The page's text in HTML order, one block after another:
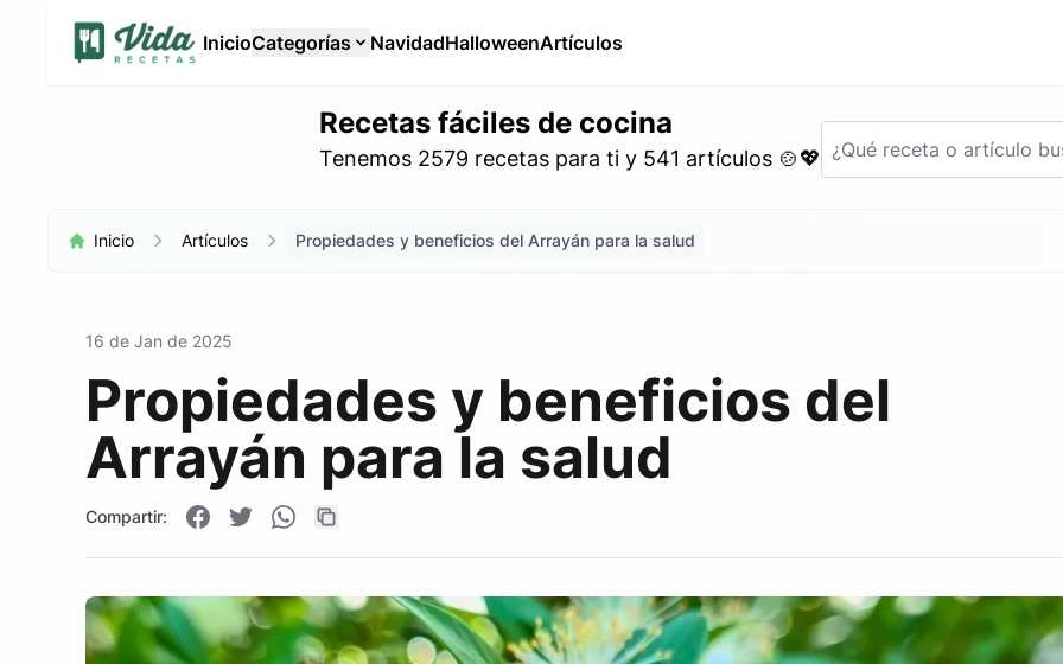
InicioCategorías NavidadHalloweenArtículos
Recetas fáciles de cocina
Tenemos 2579 recetas para ti y 541 artículos 🍲💖
Inicio Artículos Propiedades y beneficios del Arrayán para la salud
16 de Jan de 2025
Propiedades y beneficios del
Arrayán para la salud
Compartir: